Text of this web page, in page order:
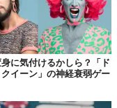
に気付けるかしら？「ド
イーン」の神経衰弱ゲー